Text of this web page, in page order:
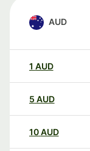
AUD
1 AUD
5 AUD
10AUD